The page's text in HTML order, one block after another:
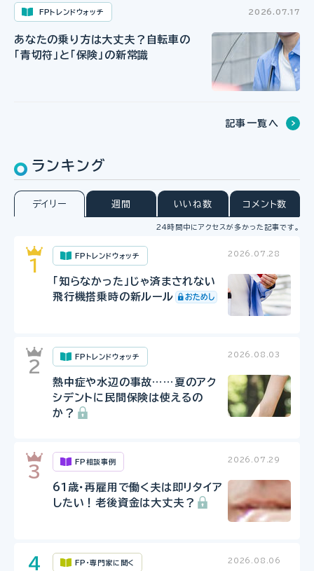
FPトレンドウォッチ 2026.07.17
あなたの乗り方は大丈夫？自転車の
「青切符」と「保険」の新常識
記事一覧へ
ランキング
デイリー 週間 いいね数 コメント数
24時間中にアクセスが多かった記事です。
FPトレンドウォッチ 2026.07.28
「知らなかった」じゃ済まされない
飛行機搭乗時の新ルール
FPトレンドウォッチ 2026.08.03
熱中症や水辺の事故……夏のアク
シデントに民間保険は使えるの
か？
FP相談事例 2026.07.29
61歳・再雇用で働く夫は即リタイア
したい！老後資金は大丈夫？
FP・専門家に聞く 2026.08.06